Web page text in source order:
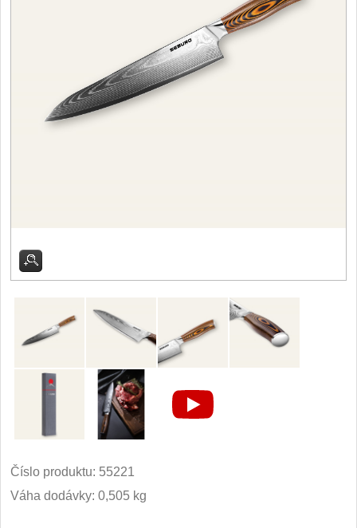
Sekáčky a speciální nože15
Ostření nožů
Doplňky k nožům
Dárky
Doprodej11
Číslo produktu: 55221
Váha dodávky: 0,505 kg